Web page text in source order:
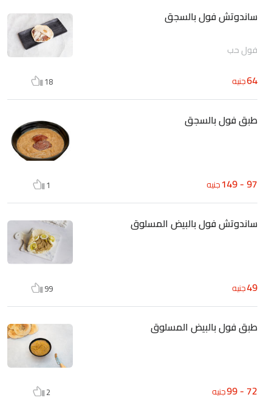
ساندوتش فول بالسجق
فول حب
64جنيه 18
طبق فول بالسجق
97 - 149 جنيه 1
ساندوتش فول بالبيض المسلوق
49جنيه 99
طبق فول بالبيض المسلوق
72 - 99 جنيه 2